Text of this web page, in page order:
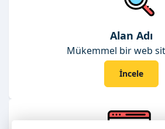
Alan Adı
Mükemmel bir web
İncele